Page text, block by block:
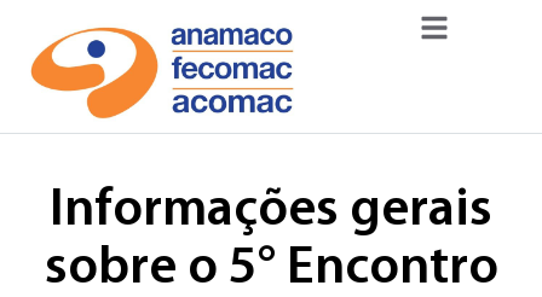
Informações gerais
sobre o 5° Encontro